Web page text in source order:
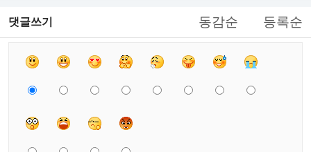
댓글쓰기 동감순 등록순